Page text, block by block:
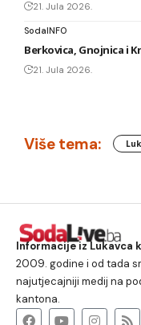
21. Jula 2026.
SodaINFO
Berkovica, Gnojnica i
21. Jula 2026.
Više tema:
Informacije iz Lukavca
2009. godine i od tada
najutjecajniji medij na
kantona.